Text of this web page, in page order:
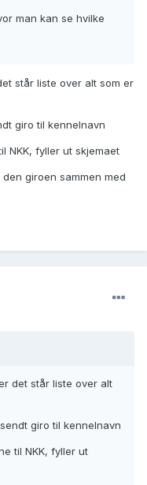
man kan se hvilke
står liste over alt som er
giro til kennelnavn
NKK, fyller ut skjemaet
giroen sammen med
det står liste over alt
giro til kennelnavn
til NKK, fyller ut